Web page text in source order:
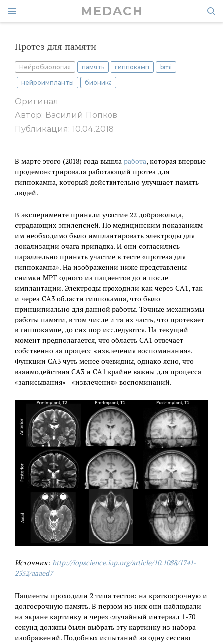
MEDACH
Протез для памяти
Нейробиология память гиппокамп bmi
нейроимпланты бионика
Оригинал
Автор: Василий Попков
Публикация: 10.04.2018
В марте этого (2018) года вышла работа, которая впервые
продемонстрировала работающий протез для
гиппокампа, который действительно улучшает память
людей.
В эксперименте приняли участие 22 добровольца,
страдающих эпилепсией. По медицинским показаниям
им необходимо было имплантировать электроды для
локализации очага припадка. И они согласились
параллельно принять участие в тесте «протеза для
гиппокампа». На изображении ниже представлены
снимки МРТ одного из пациентов до и после
имплантации. Электроды проходили как через CA1, так
и через CA3 области гиппокампа, что было
принципиально для данной работы. Точные механизмы
работы памяти, в том числе и та их часть, что протекает
в гиппокампе, до сих пор исследуются. На текущий
момент предполагается, что область CA1 отвечает
собственно за процесс «извлечения воспоминания».
Функции CA3 чуть менее очевидны, однако ясно, что
взаимодействия CA3 и CA1 крайне важны для процесса
«записывания» - «извлечения» воспоминаний.
Источник: http://iopscience.iop.org/article/10.1088/1741-
2552/aaaed7
Пациенты проходили 2 типа тестов: на краткосрочную и
долгосрочную память. В первом из них они наблюдали
на экране картинку и через случайный интервал 1-70
секунд должны были выбрать эту картинку из набора
изображений. Подобных испытаний за одну сессию